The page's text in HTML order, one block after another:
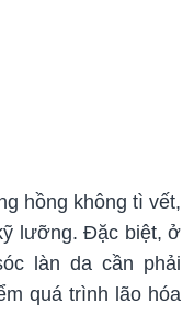
hồng không tì vết,
lưỡng. Đặc biệt, ở
làn da cần phải
quá trình lão hóa